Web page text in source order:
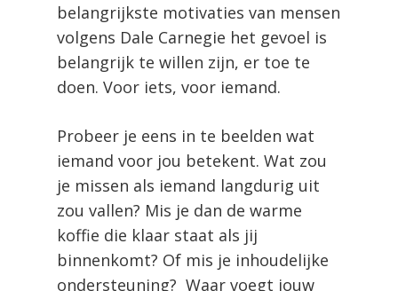
belangrijkste motivaties van mensen
volgens Dale Carnegie het gevoel is
belangrijk te willen zijn, er toe te
doen. Voor iets, voor iemand.
Probeer je eens in te beelden wat
iemand voor jou betekent. Wat zou
je missen als iemand langdurig uit
zou vallen? Mis je dan de warme
koffie die klaar staat als jij
binnenkomt? Of mis je inhoudelijke
ondersteuning? Waar voegt jouw